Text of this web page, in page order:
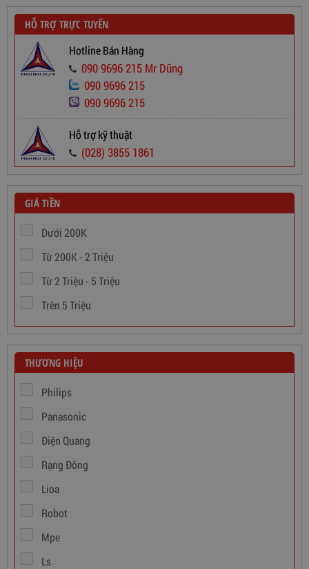
Dây Cáp Điện 1 Ruột Cadivi CV 2,5
565,000
Dây Cáp Điện 1 Ruột Cadivi CV 1,5
346,000 đ
HỖ TRỢ TRỰC TUYẾN
Hotline Bán Hàng
090 9696 215 Mr Dũng
090 9696 215
090 9696 215
Hỗ trợ kỹ thuật
(028) 3855 1861
GIÁ TIỀN
Dưới 200K
Từ 200K - 2 Triệu
Từ 2 Triệu - 5 Triệu
Trên 5 Triệu
THƯƠNG HIỆU
Philips
Panasonic
Điện Quang
Rạng Đông
Lioa
Robot
Mpe
Ls